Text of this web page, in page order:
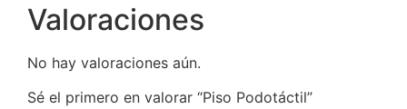
Valoraciones
No hay valoraciones aún.
Sé el primero en valorar “Piso Podotáctil”